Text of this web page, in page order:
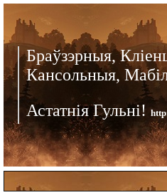
Браўзэрныя,
Кансольныя,
Астатнія Гульні!